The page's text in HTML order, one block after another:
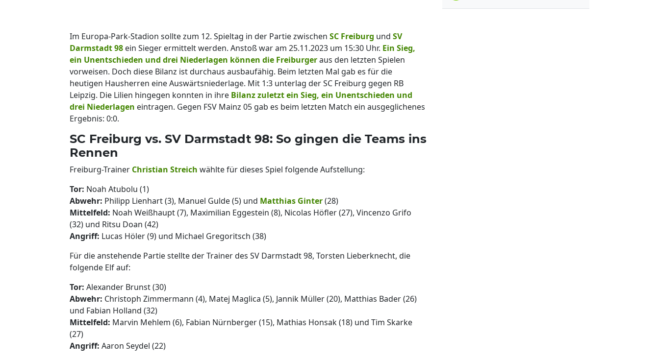
Im Europa-Park-Stadion sollte zum 12. Spieltag in der Partie zwischen SC Freiburg und SV
Darmstadt 98 ein Sieger ermittelt werden. Anstoß war am 25.11.2023 um 15:30 Uhr. Ein Sieg,
ein Unentschieden und drei Niederlagen können die Freiburgeraus den letzten Spielen
vorweisen. Doch diese Bilanz ist durchaus ausbaufähig. Beim letzten Mal gab es für die
heutigen Hausherren eine Auswärtsniederlage. Mit 1:3 unterlag der SC Freiburg gegen RB
Leipzig. Die Lilien hingegen konnten in ihre Bilanz zuletzt ein Sieg, ein Unentschieden und
drei Niederlagen eintragen. Gegen FSV Mainz 05 gab es beim letzten Match ein ausgeglichenes
Ergebnis: 0:0.
SC Freiburg vs. SV Darmstadt 98: So gingen die Teams ins
Rennen
Freiburg-Trainer Christian Streich wählte für dieses Spiel folgende Aufstellung:
Tor: Noah Atubolu (1)
Abwehr: Philipp Lienhart (3), Manuel Gulde (5) und Matthias Ginter(28)
Mittelfeld: Noah Weißhaupt (7), Maximilian Eggestein (8), Nicolas Höfler (27), Vincenzo Grifo
(32) und Ritsu Doan (42)
Angriff: Lucas Höler (9) und Michael Gregoritsch (38)
Für die anstehende Partie stellte der Trainer des SV Darmstadt 98, Torsten Lieberknecht, die
folgende Elf auf:
Tor: Alexander Brunst (30)
Abwehr: Christoph Zimmermann (4), Matej Maglica (5), Jannik Müller (20), Matthias Bader (26)
und Fabian Holland (32)
Mittelfeld: Marvin Mehlem (6), Fabian Nürnberger (15), Mathias Honsak (18) und Tim Skarke
(27)
Angriff: Aaron Seydel (22)